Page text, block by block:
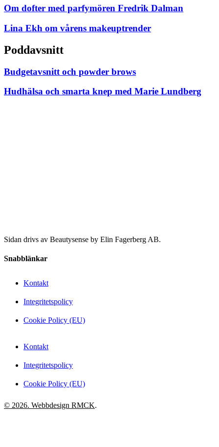
Om dofter med parfymören Fredrik Dalman
Lina Ekh om vårens makeuptrender
Poddavsnitt
Budgetavsnitt och powder brows
Hudhälsa och smarta knep med Marie Lundberg
Sidan drivs av Beautysense by Elin Fagerberg AB.
Snabblänkar
Kontakt
Integritetspolicy
Cookie Policy (EU)
Kontakt
Integritetspolicy
Cookie Policy (EU)
© 2026. Webbdesign RMCK.